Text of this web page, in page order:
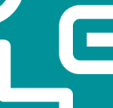
3500 ₽